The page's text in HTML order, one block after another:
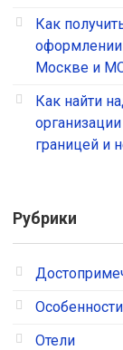
Как
оформлении
Москве и
Как найти
границей и
Рубрики
Отели